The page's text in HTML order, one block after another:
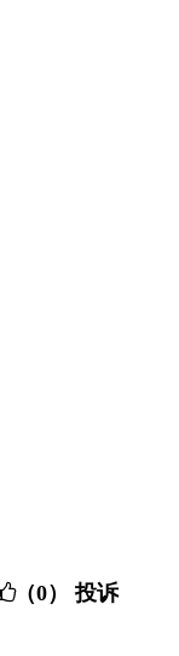
（0） 投诉